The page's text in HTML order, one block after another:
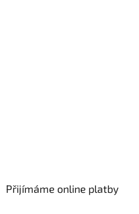
Přijímáme online platby